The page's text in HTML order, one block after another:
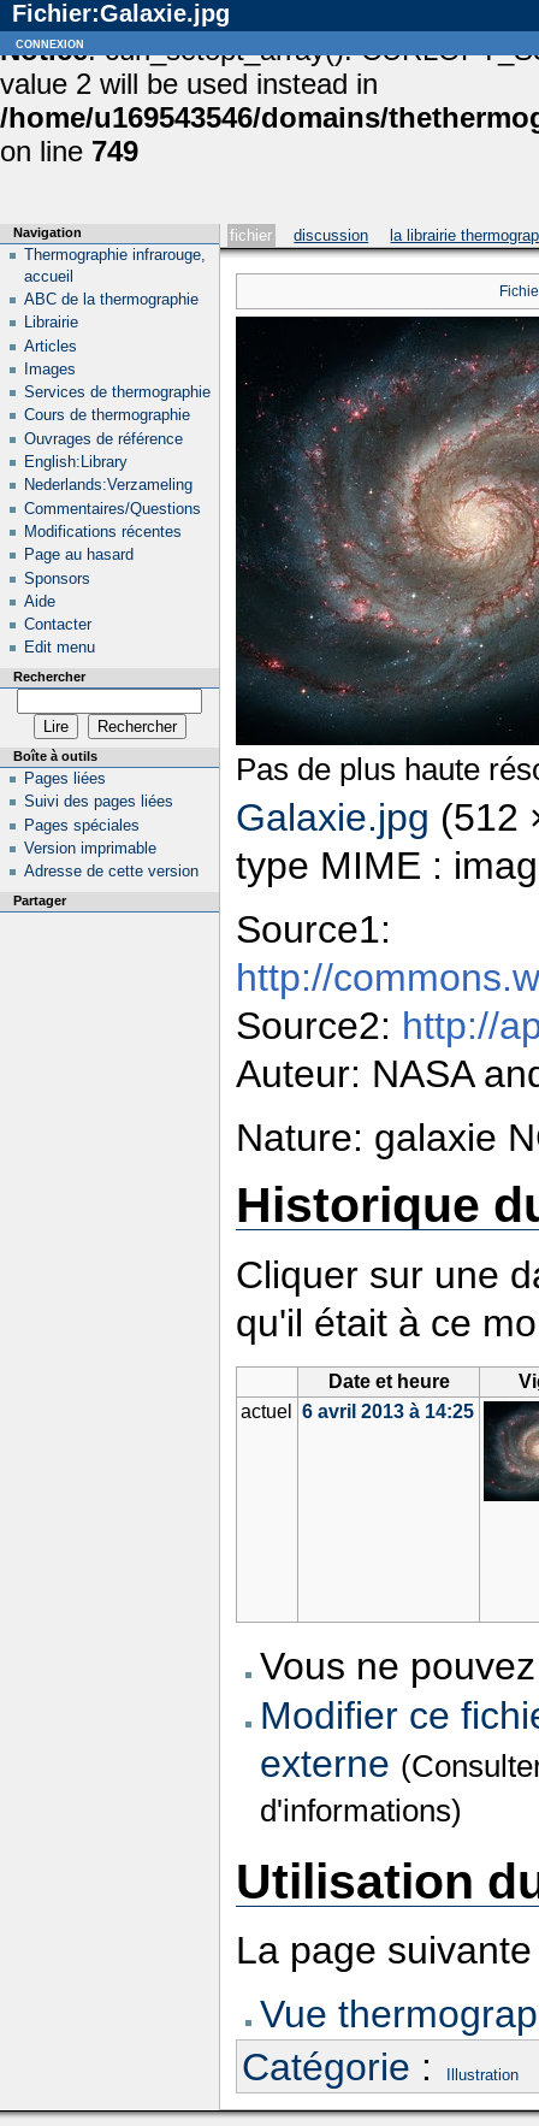
Notice: curl_setopt_array():
value 2 will be used instead in
/home/u169543546/domains/
on line 749
Fichier:Galaxie.jpg
fichier discussion la librairie
Pas de plus haute
Galaxie.jpg (512
type MIME :
Source1:
http://
Source2: http://
Auteur: NASA
Nature: galaxie
Historique
Cliquer sur une
qu'il était à ce
Date et heure
actuel
6 avril 2013 à 14:25
Vous ne
Modifier ce
externe
d'informations)
Utilisation
La page
Vue
Catégorie : Illustration
Navigation
Thermographie infrarouge,
accueil
ABC de la thermographie
Librairie
Articles
Images
Services de thermographie
Cours de thermographie
Ouvrages de référence
English:Library
Nederlands:Verzameling
Commentaires/Questions
Modifications récentes
Page au hasard
Sponsors
Aide
Contacter
Edit menu
Rechercher
Boîte à outils
Pages liées
Suivi des pages liées
Pages spéciales
Version imprimable
Adresse de cette version
Partager
connexion